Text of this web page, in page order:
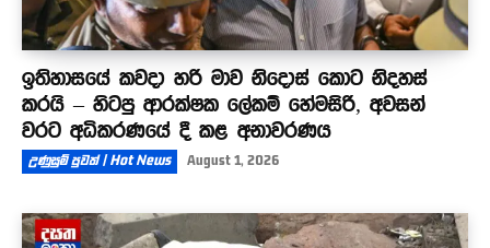
ඉතිහාසයේ කවදා හරි මාව නිදොස් කොට නිදහස්
කරයි – හිටපු ආරක්ෂක ලේකම් හේමසිරි, අවසන්
වරට අධිකරණයේ දී කළ අනාවරණය
උණුසුම් පුවත් | Hot News August 1, 2026